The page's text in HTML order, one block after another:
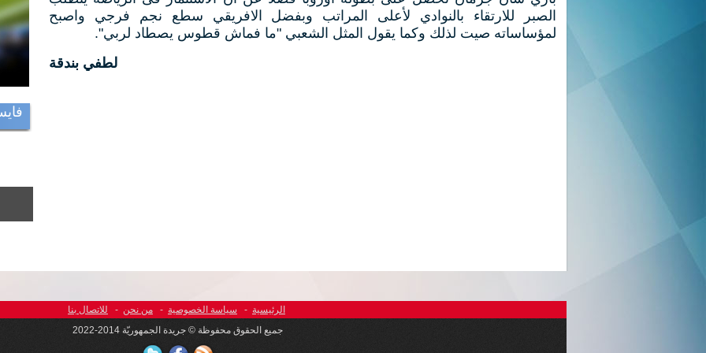
الصبر للارتقاء بالنوادي لأعلى المراتب وبفضل الافريقي سطع نجم فرجي واصبح
لمؤساساته صيت لذلك وكما يقول المثل الشعبي "ما فماش قطوس يصطاد لربي".
لطفي بندقة
الرئيسية - سياسة الخصوصية - من نحن -
للاتصال بنا
جميع الحقوق محفوظة © جريدة الجمهوريّة 2014-2022